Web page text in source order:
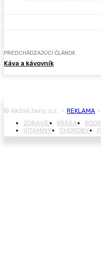
PREDCHÁDZAJÚCI ČLÁNOK
Káva a kávovník
© Akčné ženy, o.z. • REKLAMA •
ZDRAVIE
KRÁSA
VITAMÍNY
CHOROBY